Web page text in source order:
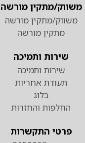
משווק/מתקין מורשה
משווק/מתקין מורשה
מתקין מורשה
שירות ותמיכה
שירות ותמיכה
תעודת אחריות
בלוג
החלפות והחזרות
פרטי התקשרות